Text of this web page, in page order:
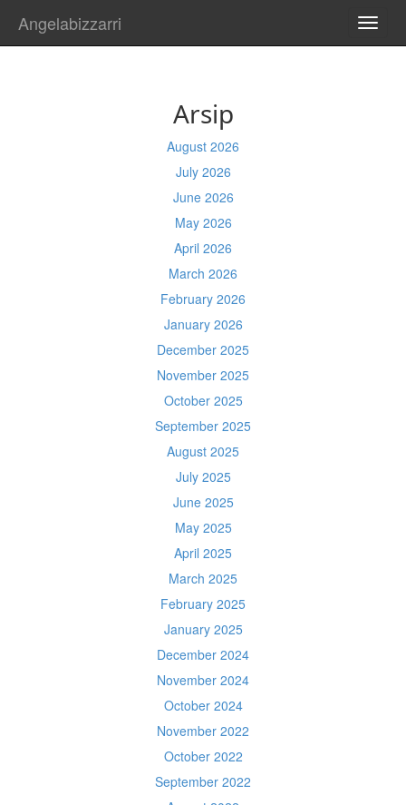
Angelabizzarri
Arsip
August 2026
July 2026
June 2026
May 2026
April 2026
March 2026
February 2026
January 2026
December 2025
November 2025
October 2025
September 2025
August 2025
July 2025
June 2025
May 2025
April 2025
March 2025
February 2025
January 2025
December 2024
November 2024
October 2024
November 2022
October 2022
September 2022